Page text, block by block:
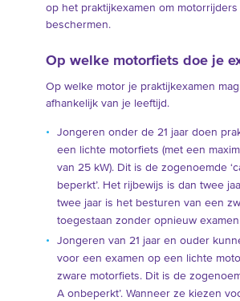
op het praktijkexamen om
beschermen.
Op welke motorfiets doe je
Op welke motor je praktijkexamen
afhankelijk van je leeftijd.
Jongeren onder de 21 jaar doen
een lichte motorfiets (met een
van 25 kW). Dit is de zogenoemde
beperkt’. Het rijbewijs is dan twee
twee jaar is het besturen van een
toegestaan zonder opnieuw
Jongeren van 21 jaar en ouder
voor een examen op een lichte
zware motorfiets. Dit is de
A onbeperkt’. Wanneer ze kiezen